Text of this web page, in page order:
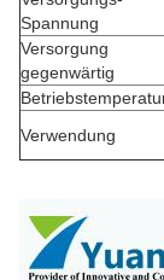
Spannung
Versorgung
gegenwärtig
Verwendung